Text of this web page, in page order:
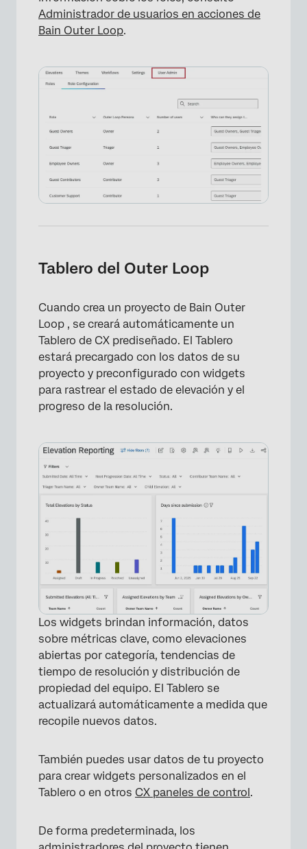
Administrador de usuarios en acciones de
Bain Outer Loop.
×
Tablero del Outer Loop
Cuando crea un proyecto de Bain Outer
Loop , se creará automáticamente un
Tablero de CX prediseñado. El Tablero
estará precargado con los datos de su
proyecto y preconfigurado con widgets
para rastrear el estado de elevación y el
progreso de la resolución.
Los widgets brindan información, datos
sobre métricas clave, como elevaciones
abiertas por categoría, tendencias de
tiempo de resolución y distribución de
propiedad del equipo. El Tablero se
actualizará automáticamente a medida que
recopile nuevos datos.
También puedes usar datos de tu proyecto
para crear widgets personalizados en el
Tablero o en otros CX paneles de control .
De forma predeterminada, los